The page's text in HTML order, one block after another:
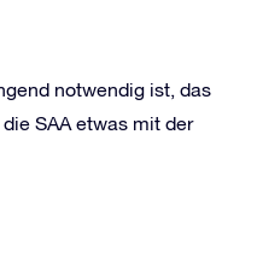
notwendig ist, das
SAA etwas mit der